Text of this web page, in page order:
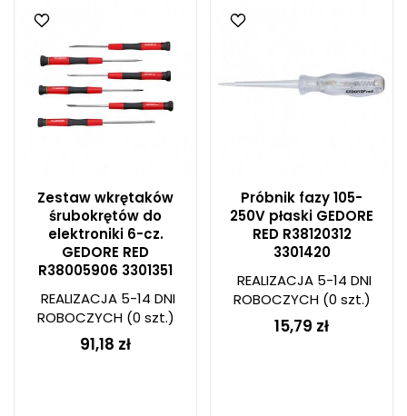
Zestaw wkrętaków
śrubokrętów do
elektroniki 6-cz.
GEDORE RED
R38005906 3301351
REALIZACJA 5-14 DNI
ROBOCZYCH(0 szt.)
91,18 zł
Próbnik fazy 105-
250V płaski GEDORE
RED R38120312
3301420
REALIZACJA 5-14 DNI
ROBOCZYCH(0 szt.)
15,79 zł